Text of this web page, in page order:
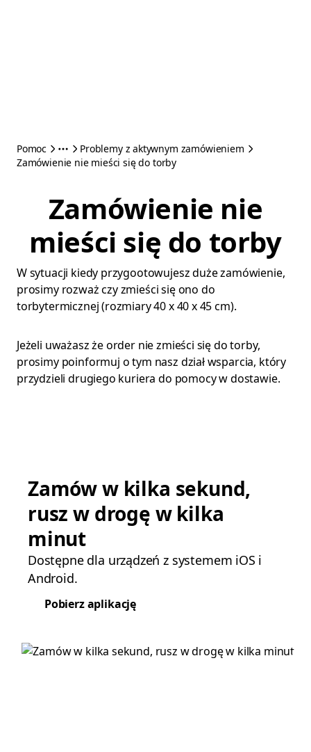
Pomoc
Problemy z aktywnym zamówieniem
Zamówienie nie mieści się do torby
Zamówienie nie
mieści się do torby
W sytuacji kiedy przygootowujesz duże zamówienie,
prosimy rozważ czy zmieści się ono do
torbytermicznej (rozmiary 40 x 40 x 45 cm).
Jeżeli uważasz że order nie zmieści się do torby,
prosimy poinformuj o tym nasz dział wsparcia, który
przydzieli drugiego kuriera do pomocy w dostawie.
Zamów w kilka sekund,
rusz w drogę w kilka
minut
Dostępne dla urządzeń z systemem iOS i
Android.
Pobierz aplikację